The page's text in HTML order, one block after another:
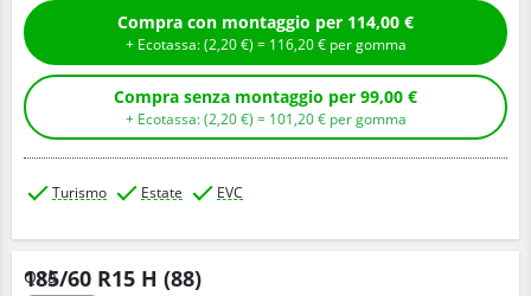
Compra con montaggio per 114,00 €
+ Ecotassa: (2,20€ ) = 116,20€ per gomma
Compra senza montaggio per 99,00 €
+ Ecotassa: (2,20€ ) = 101,20€ per gomma
Turismo Estate EVC
185/60 R15 H (88)
Q.tà